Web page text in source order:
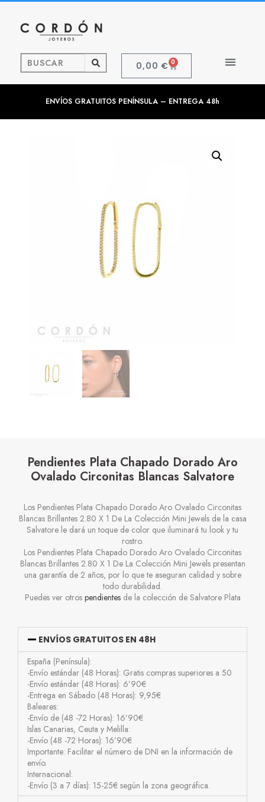
0,00 € 0
ENVÍOS GRATUITOS PENÍNSULA – ENTREGA 48h
Pendientes Plata Chapado Dorado Aro
Ovalado Circonitas Blancas Salvatore
Los Pendientes Plata Chapado Dorado Aro Ovalado Circonitas
Blancas Brillantes 2.80 X 1 De La Colección Mini Jewels de la casa
Salvatore le dará un toque de color que iluminará tu look y tu
rostro.
Los Pendientes Plata Chapado Dorado Aro Ovalado Circonitas
Blancas Brillantes 2.80 X 1 De La Colección Mini Jewels presentan
una garantía de 2 años, por lo que te aseguran calidad y sobre
todo durabilidad.
Puedes ver otros pendientesde la colección de Salvatore Plata
ENVÍOS GRATUITOS EN 48H
España (Península):
-Envío estándar (48 Horas): Gratis compras superiores a 50
-Envío estándar (48 Horas): 6’90€
-Entrega en Sábado (48 Horas): 9,95€
Baleares:
-Envío de (48 -72 Horas): 16’90€
Islas Canarias, Ceuta y Melilla:
-Envío (48 -72 Horas): 16’90€
Importante: Facilitar el número de DNI en la información de
envío.
Internacional:
-Envío (3 a 7 días): 15-25€ según la zona geográfica.